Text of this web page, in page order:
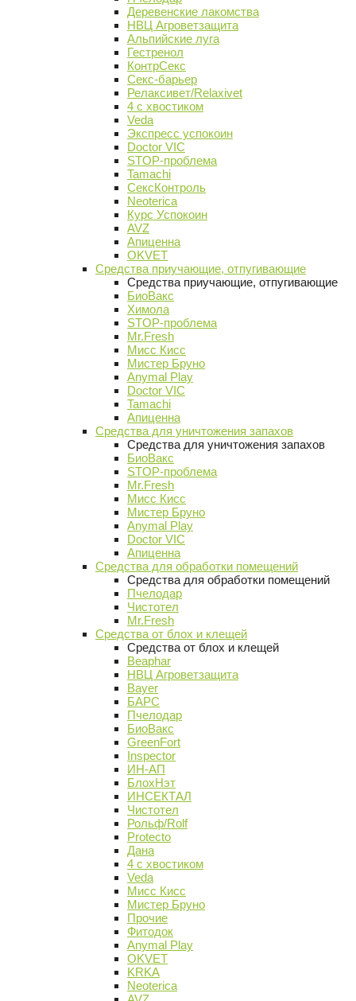
Деревенские лакомства
НВЦ Агроветзащита
Альпийские луга
Гестренол
КонтрСекс
Секс-барьер
Релаксивет/Relaxivet
4 с хвостиком
Veda
Экспресс успокоин
Doctor VIC
STOP-проблема
Tamachi
СексКонтроль
Neoterica
Курс Успокоин
AVZ
Апиценна
OKVET
Средства приучающие, отпугивающие
Средства приучающие, отпугивающие
БиоВакс
Химола
STOP-проблема
Mr.Fresh
Мисс Кисс
Мистер Бруно
Anymal Play
Doctor VIC
Tamachi
Апиценна
Средства для уничтожения запахов
Средства для уничтожения запахов
БиоВакс
STOP-проблема
Mr.Fresh
Мисс Кисс
Мистер Бруно
Anymal Play
Doctor VIC
Апиценна
Средства для обработки помещений
Средства для обработки помещений
Пчелодар
Чистотел
Mr.Fresh
Средства от блох и клещей
Средства от блох и клещей
Beaphar
НВЦ Агроветзащита
Bayer
БАРС
Пчелодар
БиоВакс
GreenFort
Inspector
ИН-АП
БлохНэт
ИНСЕКТАЛ
Чистотел
Рольф/Rolf
Protecto
Дана
4 с хвостиком
Veda
Мисс Кисс
Мистер Бруно
Прочие
Фитодок
Anymal Play
OKVET
KRKA
Neoterica